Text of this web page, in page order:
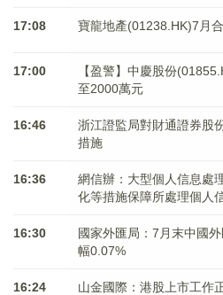
17:08 寶龍地產(01238.HK)7月
17:00
【盈警】中慶股份
至2000萬元
16:46
浙江證監局對財通證券股
措施
16:36
網信辦：大型個人信息處
化等措施保障所處理個人
16:30
國家外匯局：7月末中國
幅0.07%
16:24 山金國際：港股上市工作